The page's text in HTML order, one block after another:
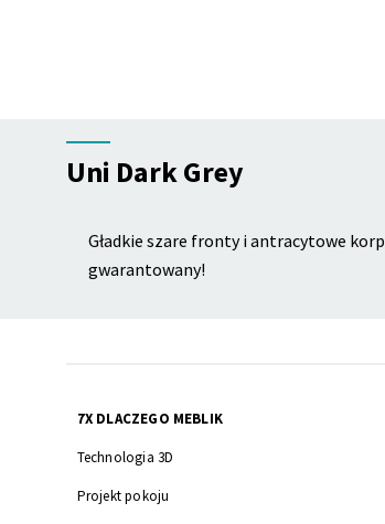
Uni Dark Grey
Gładkie szare fronty i antracytowe
gwarantowany!
7X DLACZEGO MEBLIK
Technologia 3D
Projekt pokoju